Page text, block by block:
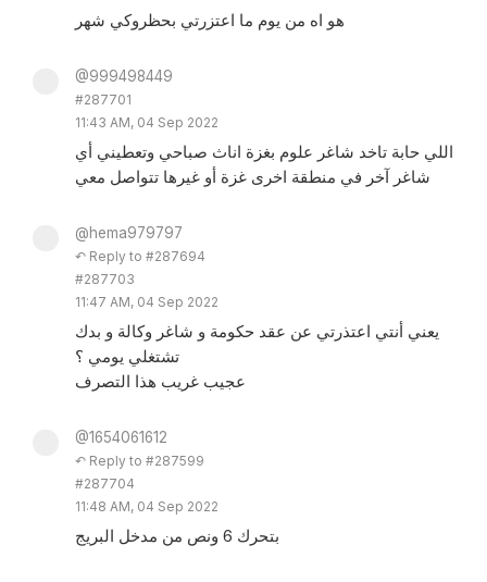
هو اه من يوم ما اعتزرتي بحظروكي شهر
@999498449
#287701
11:43 AM, 04 Sep 2022
اللي حابة تاخد شاغر علوم بغزة اناث صباحي وتعطيني أي
شاغر آخر في منطقة اخرى غزة أو غيرها تتواصل معي
@hema979797
↶ Reply to #287694
#287703
11:47 AM, 04 Sep 2022
يعني أنتي اعتذرتي عن عقد حكومة و شاغر وكالة و بدك
تشتغلي يومي ؟
عجيب غريب هذا التصرف
@1654061612
↶ Reply to #287599
#287704
11:48 AM, 04 Sep 2022
بتحرك 6 ونص من مدخل البريج